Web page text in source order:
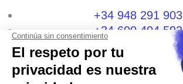
+34 948 291 903
+34 600 404 592
I
n
F
a
T
w
L
i
i